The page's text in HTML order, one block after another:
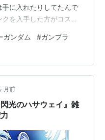
に入れたりしてたんで
を入手した方がコスパ
ころで、大まかの寸法
はしてみました。 可動
んが、 ザックリとした
す。 ROBOT魂のオプシ
きます。 本体への接続
いて、ま…
ガンダム #ガンプラ
月前
光のハサウェイ』雑